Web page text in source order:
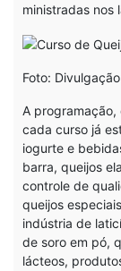
ministradas nos
Foto:
A programação,
cada curso já
iogurte e
barra, queijos
controle de
queijos
indústria de
de soro em pó,
lácteos,